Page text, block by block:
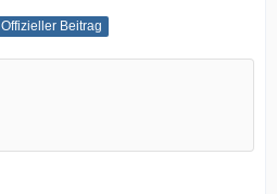
Offizieller Beitrag